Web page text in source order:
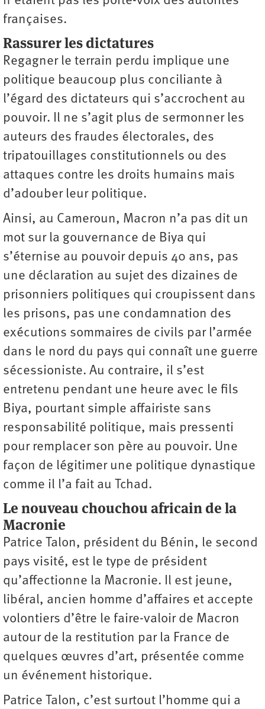
françaises.
Rassurer les dictatures
Regagner le terrain perdu implique une
politique beaucoup plus conciliante à
l’égard des dictateurs qui s’accrochent au
pouvoir. Il ne s’agit plus de sermonner les
auteurs des fraudes électorales, des
tripatouillages constitutionnels ou des
attaques contre les droits humains mais
d’adouber leur politique.
Ainsi, au Cameroun, Macron n’a pas dit un
mot sur la gouvernance de Biya qui
s’éternise au pouvoir depuis 40 ans, pas
une déclaration au sujet des dizaines de
prisonniers politiques qui croupissent dans
les prisons, pas une condamnation des
exécutions sommaires de civils par l’armée
dans le nord du pays qui connaît une guerre
sécessioniste. Au contraire, il s’est
entretenu pendant une heure avec le fils
Biya, pourtant simple affairiste sans
responsabilité politique, mais pressenti
pour remplacer son père au pouvoir. Une
façon de légitimer une politique dynastique
comme il l’a fait au Tchad.
Le nouveau chouchou africain de la
Macronie
Patrice Talon, président du Bénin, le second
pays visité, est le type de président
qu’affectionne la Macronie. Il est jeune,
libéral, ancien homme d’affaires et accepte
volontiers d’être le faire-valoir de Macron
autour de la restitution par la France de
quelques œuvres d’art, présentée comme
un événement historique.
Patrice Talon, c’est surtout l’homme qui a